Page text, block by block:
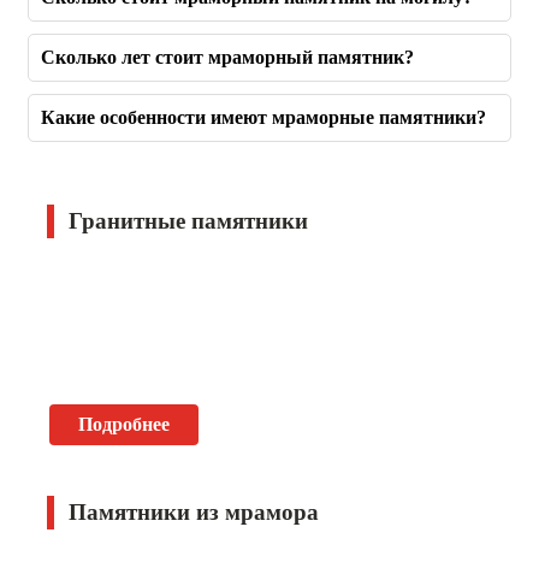
Сколько лет стоит мраморный памятник?
Какие особенности имеют мраморные памятники?
Гранитные памятники
Подробнее
Памятники из мрамора